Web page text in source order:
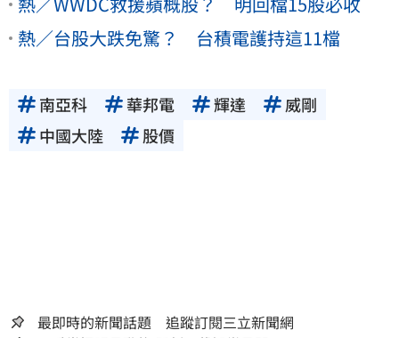
熱／台股大跌免驚？ 台積電護持這11檔
南亞科 華邦電 輝達
威剛
中國大陸
股價
最即時的新聞話題 追蹤訂閱三立新聞網